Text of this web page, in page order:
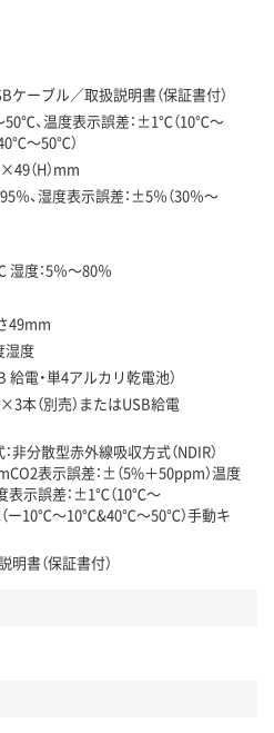
ケーブル／取扱説明書（保証書付）
50℃、温度表示誤差：±1℃（10℃～
～50℃）
（H）mm
％、湿度表示誤差：±5％（30％～
度：5％～80％
49mm
湿度
給電・単4アルカリ乾電池）
本（別売）またはUSB給電
非分散型赤外線吸収方式（NDIR）
表示誤差：±（5%＋50ppm）温度
表示誤差：±1℃（10℃～
10℃&40℃～50℃）手動キ
書（保証書付）